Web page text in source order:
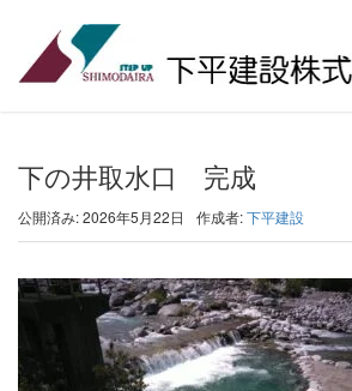
下の井取水口 完成
公開済み: 2026年5月22日 作成者:下平建設